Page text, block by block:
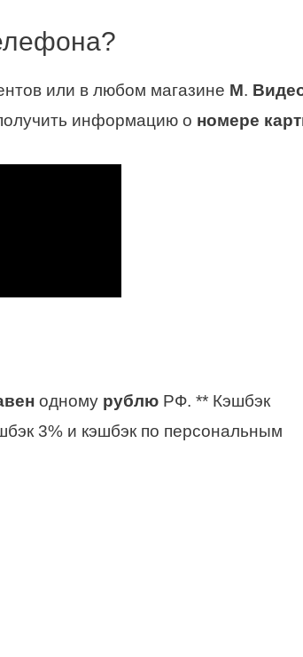
или в любом магазине М.
информацию о номере
одному рублю РФ. ** Кэшбэк
3% и кэшбэк по персональным